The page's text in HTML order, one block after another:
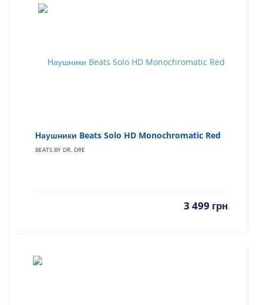
Наушники Beats Solo HD Monochromatic Red
BEATS BY DR. DRE
3 499 грн